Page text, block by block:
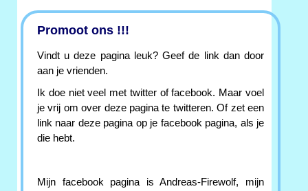
Promoot ons !!!
Vindt u deze pagina leuk? Geef de link dan door
aan je vrienden.
Ik doe niet veel met twitter of facebook. Maar voel
je vrij om over deze pagina te twitteren. Of zet een
link naar deze pagina op je facebook pagina, als je
die hebt.
Mijn facebook pagina is Andreas-Firewolf, mijn